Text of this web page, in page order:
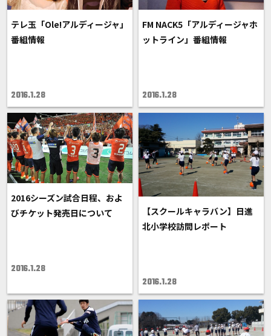
テレ玉「Ole!アルディージャ」
番組情報
2016.1.28
FM NACK5「アルディージャホ
ットライン」番組情報
2016.1.28
2016シーズン試合日程、およ
びチケット発売日について
2016.1.28
【スクールキャラバン】日進
北小学校訪問レポート
2016.1.28